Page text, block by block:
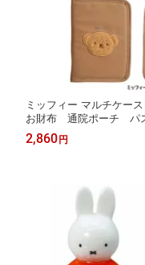
ミッフィー マルチケー
お財布 通院ポーチ パ
機能 おくすり手帳ケー
2,860 円